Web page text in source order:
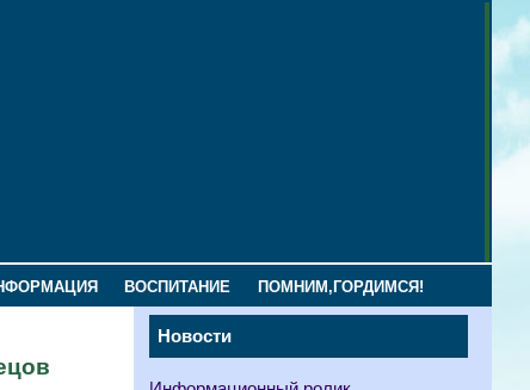
ВОСПИТАНИЕ ПОМНИМ,ГОРДИМСЯ!
Новости